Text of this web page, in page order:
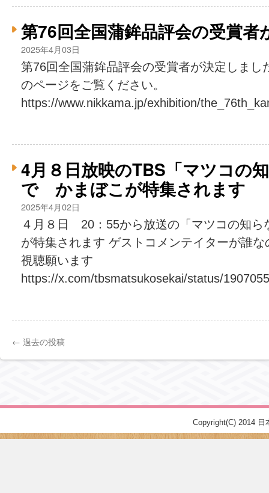
第76回全国蒲鉾品評会の受賞者
2025年4月03日
第76回全国蒲鉾品評会の受賞者が決定しまし
のページをご覧ください。
https://www.nikkama.jp/exhibition/
4月８日放映のTBS「マツコの
で かまぼこが特集されます
2025年4月02日
４月８日 20：55から放送の「マツコの知
が特集されます ゲストコメンテイターが
視聴願います
https://x.com/tbsmatsukosekai/status/
← 過去の投稿
Copyright(C) 2014